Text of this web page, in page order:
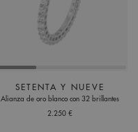
SETENTA Y NUEVE
Alianza de oro blanco con 32 brillantes
2.250 €